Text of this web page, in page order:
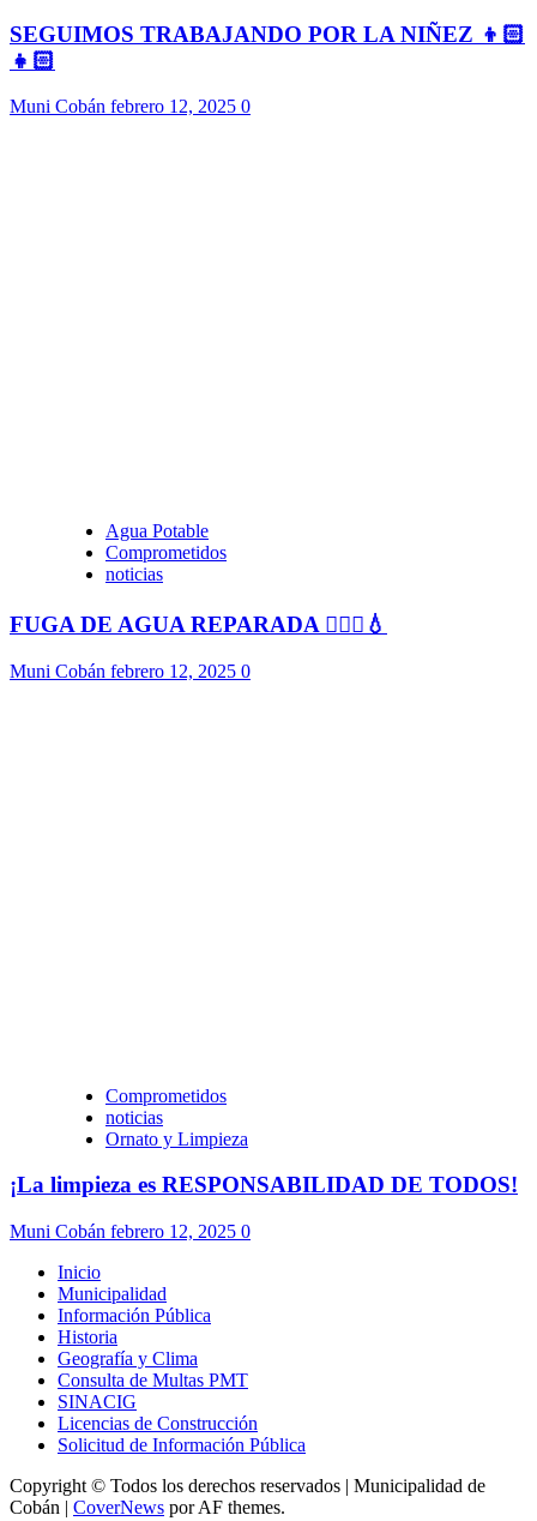
SEGUIMOS TRABAJANDO POR LA NIÑEZ 👦🏻
👧🏻
Muni Cobán febrero 12, 2025 0
Agua Potable
Comprometidos
noticias
FUGA DE AGUA REPARADA 👷🏻‍♂️💧
Muni Cobán febrero 12, 2025 0
Comprometidos
noticias
Ornato y Limpieza
¡La limpieza es RESPONSABILIDAD DE TODOS!
Muni Cobán febrero 12, 2025 0
Inicio
Municipalidad
Información Pública
Historia
Geografía y Clima
Consulta de Multas PMT
SINACIG
Licencias de Construcción
Solicitud de Información Pública
Copyright © Todos los derechos reservados | Municipalidad de
Cobán | CoverNews por AF themes.